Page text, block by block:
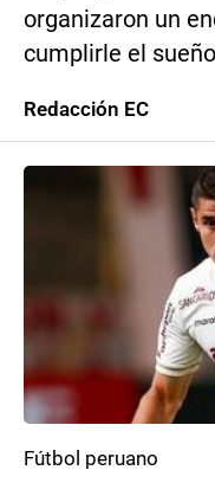
organizaron un
cumplirle el
Redacción EC
Fútbol peruano